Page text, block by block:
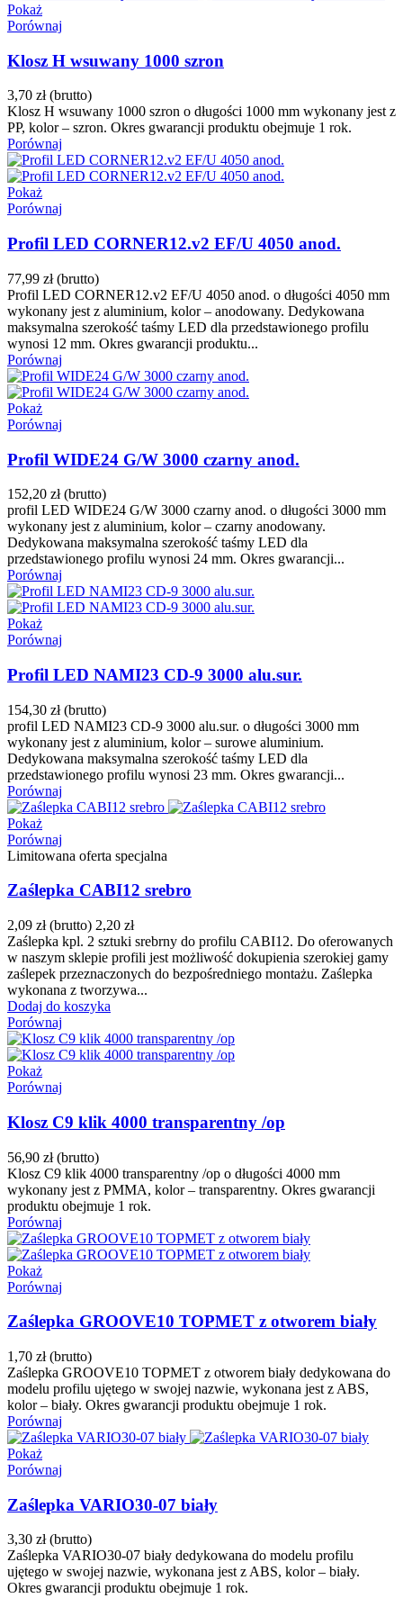
Pokaż
Porównaj
Klosz H wsuwany 1000 szron
3,70 zł (brutto)
Klosz H wsuwany 1000 szron o długości 1000 mm wykonany jest z
PP, kolor – szron. Okres gwarancji produktu obejmuje 1 rok.
Porównaj
Pokaż
Porównaj
Profil LED CORNER12.v2 EF/U 4050 anod.
77,99 zł (brutto)
Profil LED CORNER12.v2 EF/U 4050 anod. o długości 4050 mm
wykonany jest z aluminium, kolor – anodowany. Dedykowana
maksymalna szerokość taśmy LED dla przedstawionego profilu
wynosi 12 mm. Okres gwarancji produktu...
Porównaj
Pokaż
Porównaj
Profil WIDE24 G/W 3000 czarny anod.
152,20 zł (brutto)
profil LED WIDE24 G/W 3000 czarny anod. o długości 3000 mm
wykonany jest z aluminium, kolor – czarny anodowany.
Dedykowana maksymalna szerokość taśmy LED dla
przedstawionego profilu wynosi 24 mm. Okres gwarancji...
Porównaj
Pokaż
Porównaj
Profil LED NAMI23 CD-9 3000 alu.sur.
154,30 zł (brutto)
profil LED NAMI23 CD-9 3000 alu.sur. o długości 3000 mm
wykonany jest z aluminium, kolor – surowe aluminium.
Dedykowana maksymalna szerokość taśmy LED dla
przedstawionego profilu wynosi 23 mm. Okres gwarancji...
Porównaj
Pokaż
Porównaj
Limitowana oferta specjalna
Zaślepka CABI12 srebro
2,09 zł (brutto) 2,20 zł
Zaślepka kpl. 2 sztuki srebrny do profilu CABI12. Do oferowanych
w naszym sklepie profili jest możliwość dokupienia szerokiej gamy
zaślepek przeznaczonych do bezpośredniego montażu. Zaślepka
wykonana z tworzywa...
Dodaj do koszyka
Porównaj
Pokaż
Porównaj
Klosz C9 klik 4000 transparentny /op
56,90 zł (brutto)
Klosz C9 klik 4000 transparentny /op o długości 4000 mm
wykonany jest z PMMA, kolor – transparentny. Okres gwarancji
produktu obejmuje 1 rok.
Porównaj
Pokaż
Porównaj
Zaślepka GROOVE10 TOPMET z otworem biały
1,70 zł (brutto)
Zaślepka GROOVE10 TOPMET z otworem biały dedykowana do
modelu profilu ujętego w swojej nazwie, wykonana jest z ABS,
kolor – biały. Okres gwarancji produktu obejmuje 1 rok.
Porównaj
Pokaż
Porównaj
Zaślepka VARIO30-07 biały
3,30 zł (brutto)
Zaślepka VARIO30-07 biały dedykowana do modelu profilu
ujętego w swojej nazwie, wykonana jest z ABS, kolor – biały.
Okres gwarancji produktu obejmuje 1 rok.